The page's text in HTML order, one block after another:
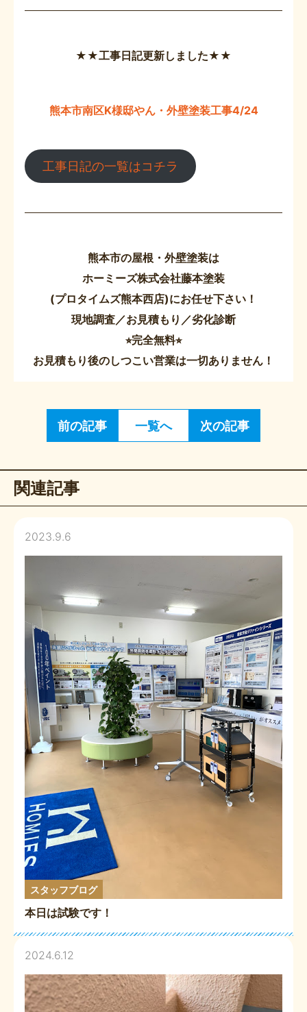
★★工事日記更新しました★★
熊本市南区K様邸やん・外壁塗装工事4/24
工事日記の一覧はコチラ
熊本市の屋根・外壁塗装は
ホーミーズ株式会社藤本塗装
(プロタイムズ熊本西店)にお任せ下さい！
現地調査／お見積もり／劣化診断
⭐︎完全無料⭐︎
お見積もり後のしつこい営業は一切ありません！
前の記事 一覧へ 次の記事
関連記事
2023.9.6
スタッフブログ
本日は試験です！
2024.6.12